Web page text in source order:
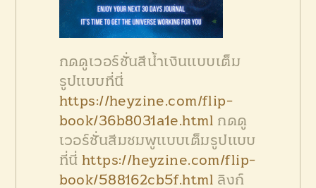
กดดูเวอร์ชั่นสีน้ำเงินแบบเต็ม
รูปแบบที่นี่
https://heyzine.com/flip-
book/36b8031a1e.html กดดู
เวอร์ชั่นสีมชมพูแบบเต็มรูปแบบ
ที่นี่ https://heyzine.com/flip-
book/588162cb5f.html ลิงก์